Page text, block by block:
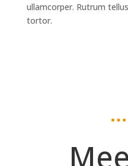
ullamcorper. Rutrum
tortor.